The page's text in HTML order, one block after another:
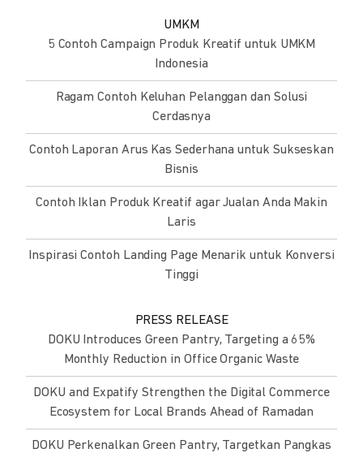
UMKM
5 Contoh Campaign Produk Kreatif untuk UMKM
Indonesia
Ragam Contoh Keluhan Pelanggan dan Solusi
Cerdasnya
Contoh Laporan Arus Kas Sederhana untuk Sukseskan
Bisnis
Contoh Iklan Produk Kreatif agar Jualan Anda Makin
Laris
Inspirasi Contoh Landing Page Menarik untuk Konversi
Tinggi
PRESS RELEASE
DOKU Introduces Green Pantry, Targeting a 65%
Monthly Reduction in Office Organic Waste
DOKU and Expatify Strengthen the Digital Commerce
Ecosystem for Local Brands Ahead of Ramadan
DOKU Perkenalkan Green Pantry, Targetkan Pangkas